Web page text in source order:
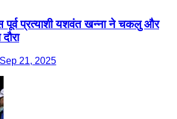
पूर्व प्रत्याशी यशवंत खन्ना ने चकलु और
21, 2025